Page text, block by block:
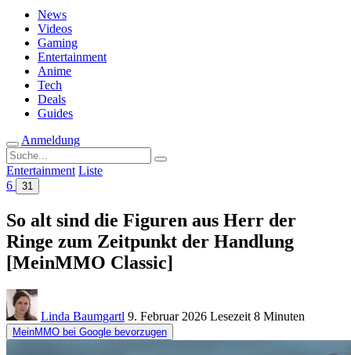
News
Videos
Gaming
Entertainment
Anime
Tech
Deals
Guides
Anmeldung
Suche
nach:
Entertainment Liste
6
31
So alt sind die Figuren aus Herr der
Ringe zum Zeitpunkt der Handlung
[MeinMMO Classic]
Linda Baumgartl 9. Februar 2026 Lesezeit 8 Minuten
MeinMMO bei Google bevorzugen